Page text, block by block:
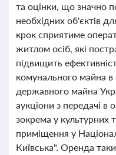
та оцінки, що значно
необхідних об'єктів
крок сприятиме
житлом осіб, які
підвищить
комунального майна
державного майна
аукціони з передачі в
зокрема у культурних
приміщення у
Київська". Оренда